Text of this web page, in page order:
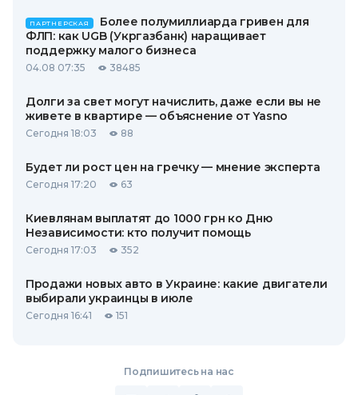
ПАРТНЕРСКАЯ
Более полумиллиарда гривен для
ФЛП: как UGB (Укргазбанк) наращивает
поддержку малого бизнеса
04.08 07:35 38485
Долги за свет могут начислить, даже если вы не
живете в квартире — объяснение от Yasno
Сегодня 18:03 88
Будет ли рост цен на гречку — мнение эксперта
Сегодня 17:20 63
Киевлянам выплатят до 1000 грн ко Дню
Независимости: кто получит помощь
Сегодня 17:03 352
Продажи новых авто в Украине: какие двигатели
выбирали украинцы в июле
Сегодня 16:41 151
Подпишитесь на нас